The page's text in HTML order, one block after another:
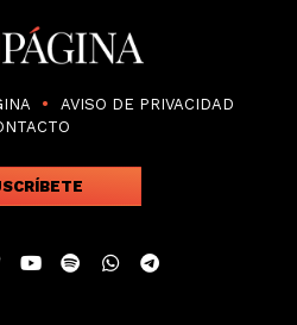
AVISO DE PRIVACIDAD